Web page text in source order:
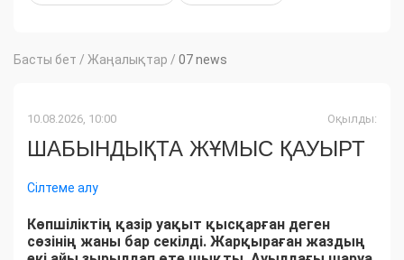
Басты бет / Жаңалықтар / 07 news
10.08.2026, 10:00 Оқылды:
ШАБЫНДЫҚТА ЖҰМЫС ҚАУЫРТ
Сілтеме алу
Көпшіліктің қазір уақыт қысқарған деген
сөзінің жаны бар секілді. Жарқыраған жаздың